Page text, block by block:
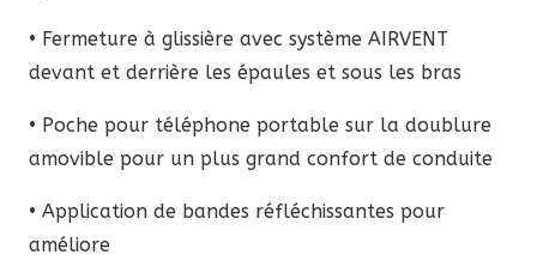
• Fermeture à glissière avec système AIRVENT
devant et derrière les épaules et sous les bras
• Poche pour téléphone portable sur la doublure
amovible pour un plus grand confort de conduite
• Application de bandes réfléchissantes pour
améliore